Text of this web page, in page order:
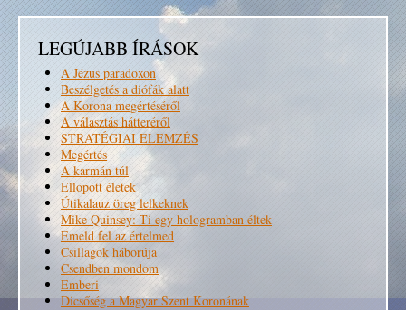
LEGÚJABB ÍRÁSOK
A Jézus paradoxon
Beszélgetés a diófák alatt
A Korona megértéséről
A választás hátteréről
STRATÉGIAI ELEMZÉS
Megértés
A karmán túl
Ellopott életek
Útikalauz öreg lelkeknek
Mike Quinsey: Ti egy hologramban éltek
Emeld fel az értelmed
Csillagok háborúja
Csendben mondom
Emberi
Dicsőség a Magyar Szent Koronának